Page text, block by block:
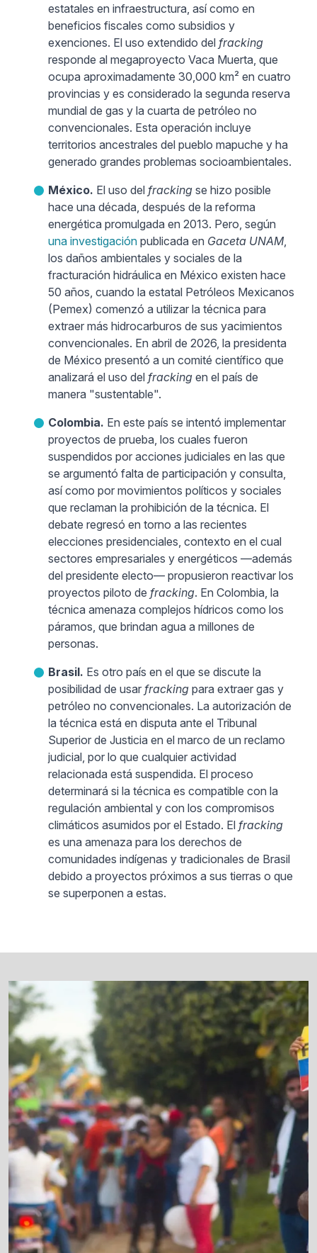
estatales en infraestructura, así como en
beneficios fiscales como subsidios y
exenciones. El uso extendido del fracking
responde al megaproyecto Vaca Muerta, que
ocupa aproximadamente 30,000 km² en cuatro
provincias y es considerado la segunda reserva
mundial de gas y la cuarta de petróleo no
convencionales. Esta operación incluye
territorios ancestrales del pueblo mapuche y ha
generado grandes problemas socioambientales.
México. El uso del fracking se hizo posible
hace una década, después de la reforma
energética promulgada en 2013. Pero, según
una investigación publicada en Gaceta UNAM,
los daños ambientales y sociales de la
fracturación hidráulica en México existen hace
50 años, cuando la estatal Petróleos Mexicanos
(Pemex) comenzó a utilizar la técnica para
extraer más hidrocarburos de sus yacimientos
convencionales. En abril de 2026, la presidenta
de México presentó a un comité científico que
analizará el uso del fracking en el país de
manera "sustentable".
Colombia. En este país se intentó implementar
proyectos de prueba, los cuales fueron
suspendidos por acciones judiciales en las que
se argumentó falta de participación y consulta,
así como por movimientos políticos y sociales
que reclaman la prohibición de la técnica. El
debate regresó en torno a las recientes
elecciones presidenciales, contexto en el cual
sectores empresariales y energéticos —además
del presidente electo— propusieron reactivar los
proyectos piloto de fracking. En Colombia, la
técnica amenaza complejos hídricos como los
páramos, que brindan agua a millones de
personas.
Brasil. Es otro país en el que se discute la
posibilidad de usar fracking para extraer gas y
petróleo no convencionales. La autorización de
la técnica está en disputa ante el Tribunal
Superior de Justicia en el marco de un reclamo
judicial, por lo que cualquier actividad
relacionada está suspendida. El proceso
determinará si la técnica es compatible con la
regulación ambiental y con los compromisos
climáticos asumidos por el Estado. El fracking
es una amenaza para los derechos de
comunidades indígenas y tradicionales de Brasil
debido a proyectos próximos a sus tierras o que
se superponen a estas.